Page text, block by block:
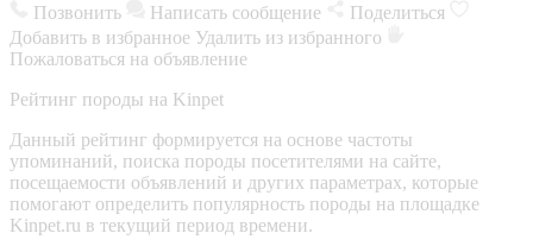
Позвонить Написать сообщение
Поделиться
Добавить в избранное Удалить из избранного
Пожаловаться на объявление
Рейтинг породы на Kinpet
Данный рейтинг формируется на основе частоты
упоминаний, поиска породы посетителями на сайте,
посещаемости объявлений и других параметрах, которые
помогают определить популярность породы на площадке
Kinpet.ru в текущий период времени.